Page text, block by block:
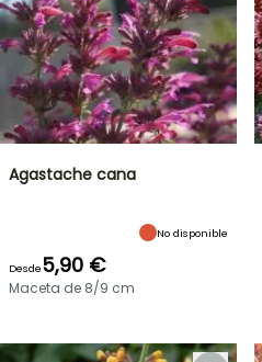
Agastache cana
No disponible
Desde5,90 €
Maceta de 8/9 cm